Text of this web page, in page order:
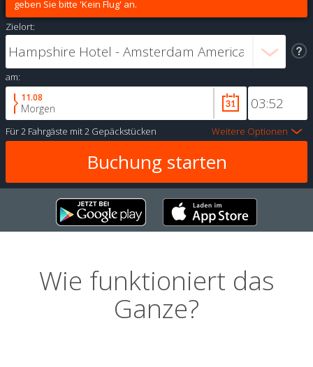
geben Sie bitte 'Kein Flug' an.
Zielort:
am:
11.08
Morgen
Für2 Fahrgäste mit2 Gepäckstücken Weitere Optionen
Wie funktioniert das
Ganze?